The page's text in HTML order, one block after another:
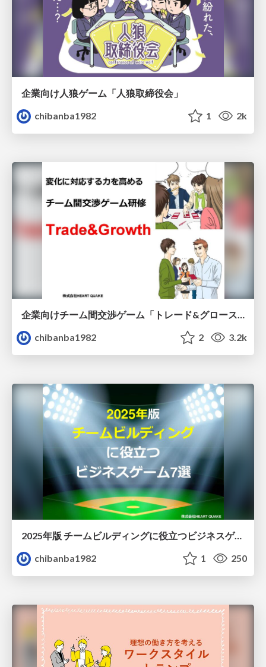
企業向け人狼ゲーム「人狼取締役会」
chibanba1982
1 2k
chibanba1982
2 3.2k
2025年版 チームビルディングに役立つビジネスゲーム7選
chibanba1982
1 250